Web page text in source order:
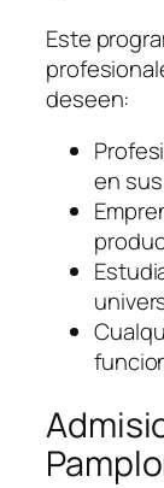
Este
deseen:
en